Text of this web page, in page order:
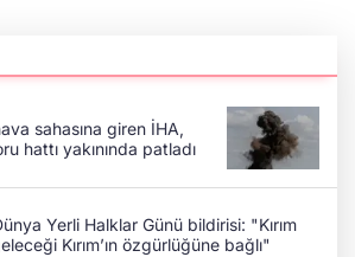
sahasına giren İHA,
hattı yakınında patladı
Yerli Halklar Günü bildirisi: "Kırım
Kırım’ın özgürlüğüne bağlı"